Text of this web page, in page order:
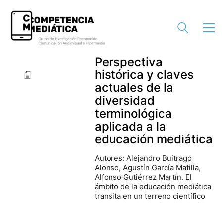
Perspectiva
histórica y claves
actuales de la
diversidad
terminológica
aplicada a la
educación mediática
Autores: Alejandro Buitrago
Alonso, Agustín García Matilla,
Alfonso Gutiérrez Martín. El
ámbito de la educación mediática
transita en un terreno científico